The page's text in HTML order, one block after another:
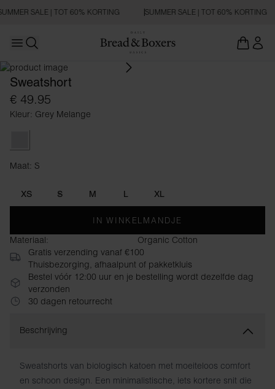
SALE | TOT 60% KORTING SUMMER SALE | TOT 60% KORTING
Open main menu
Sweatshort
€ 49.95
Kleur: Grey Melange
Maat: S
XS S M L XL
IN WINKELMANDJE
Materiaal:
Organic Cotton
Gratis verzending vanaf €100
Thuisbezorging, afhaalpunt of pakketkluis
Bestel vóór 12:00 uur en je bestelling wordt dezelfde dag
verzonden
30 dagen retourrecht
Beschrijving
Sweatshorts van biologisch katoen met moeiteloos comfort
en schoon design. Een minimalistische, iets kortere snit die